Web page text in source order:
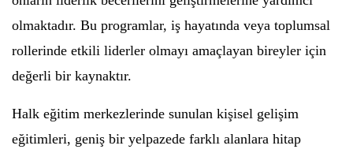
olmaktadır. Bu programlar, iş hayatında veya toplumsal
rollerinde etkili liderler olmayı amaçlayan bireyler için
değerli bir kaynaktır.
Halk eğitim merkezlerinde sunulan kişisel gelişim
eğitimleri, geniş bir yelpazede farklı alanlara hitap